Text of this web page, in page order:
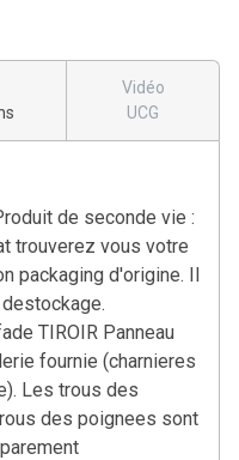
Vidéo
UCG
de seconde vie :
trouverez vous votre
packaging d'origine. Il
TIROIR Panneau
fournie (charnieres
Les trous des
des poignees sont